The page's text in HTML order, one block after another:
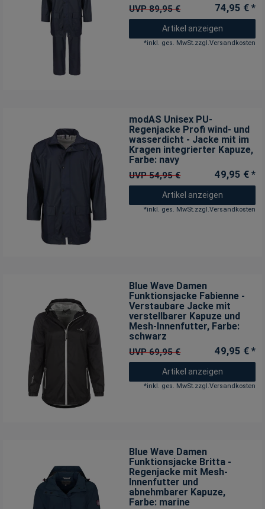
UVP 89,95 € 74,95 € *
Artikel anzeigen
*inkl. ges. MwSt.zzgl.Versandkosten
modAS Unisex PU-
Regenjacke Profi wind- und
wasserdicht - Jacke mit im
Kragen integrierter Kapuze,
Farbe: navy
UVP 54,95 € 49,95 € *
Artikel anzeigen
*inkl. ges. MwSt.zzgl.Versandkosten
Blue Wave Damen
Funktionsjacke Fabienne -
Verstaubare Jacke mit
verstellbarer Kapuze und
Mesh-Innenfutter, Farbe:
schwarz
UVP 69,95 € 49,95 € *
Artikel anzeigen
*inkl. ges. MwSt.zzgl.Versandkosten
Blue Wave Damen
Funktionsjacke Britta -
Regenjacke mit Mesh-
Innenfutter und
abnehmbarer Kapuze,
Farbe: marine